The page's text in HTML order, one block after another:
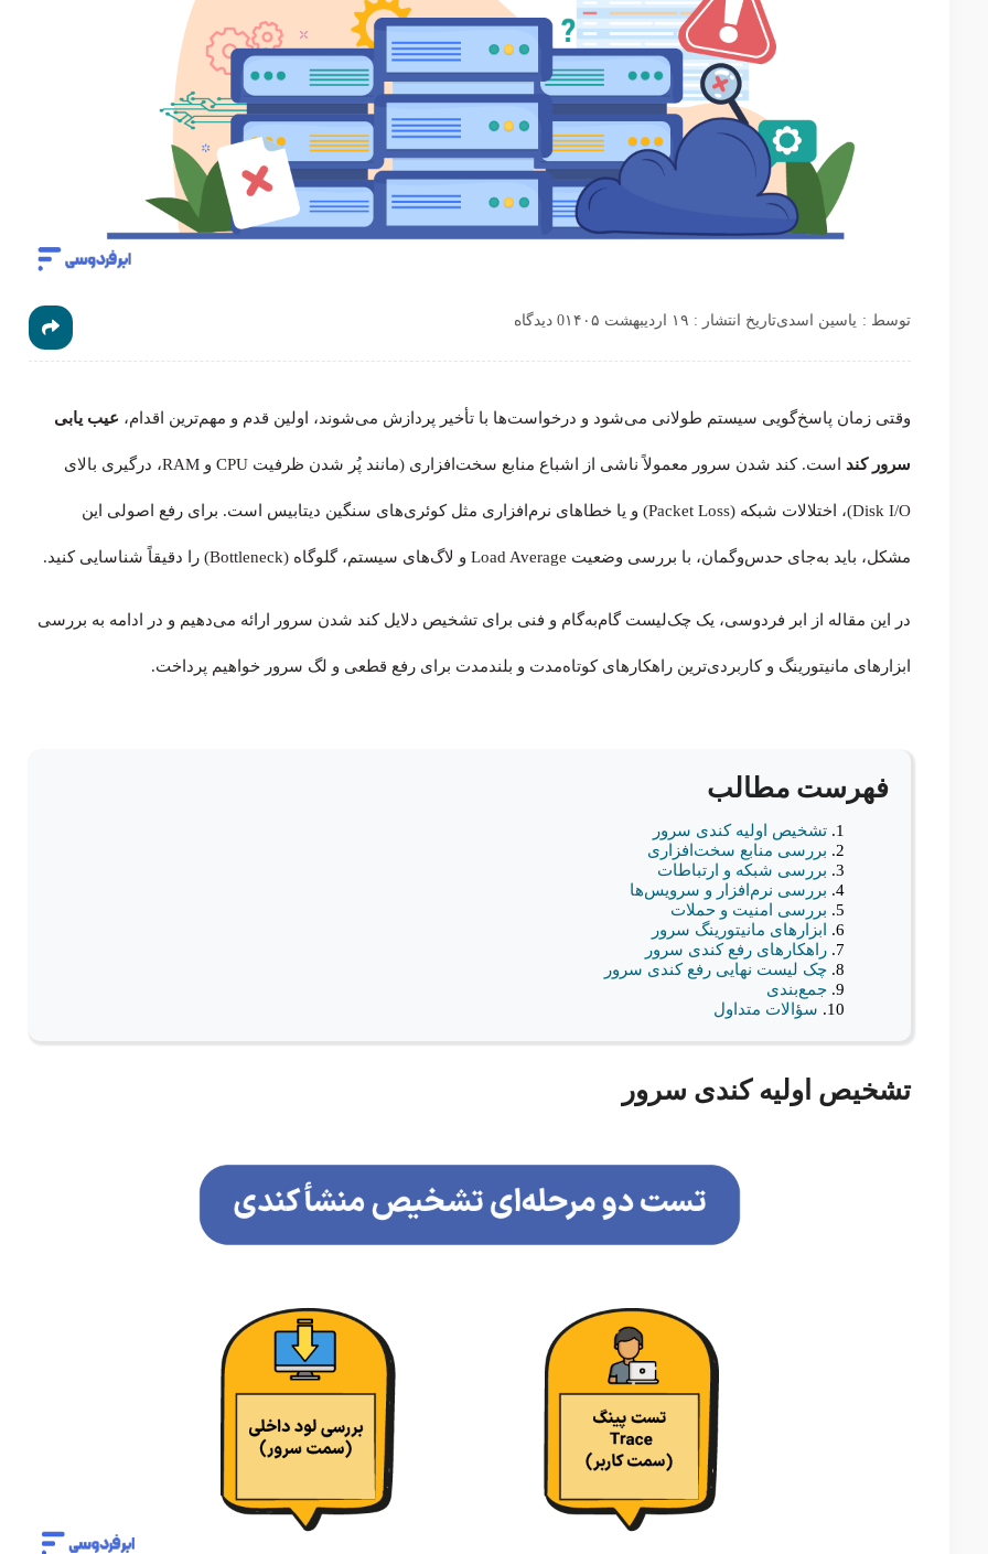
توسط : یاسین اسدیتاریخ انتشار : ۱۹ اردیبهشت ۱۴۰۵ 0 دیدگاه
وقتی زمان پاسخ‌گویی سیستم طولانی می‌شود و درخواست‌ها با تأخیر پردازش می‌شوند، اولین قدم و مهم‌ترین اقدام، عیب یابی
سرور کند است. کند شدن سرور معمولاً ناشی از اشباع منابع سخت‌افزاری (مانند پُر شدن ظرفیت CPU و RAM، درگیری بالای
Disk I/O)، اختلالات شبکه (Packet Loss) و یا خطاهای نرم‌افزاری مثل کوئری‌های سنگین دیتابیس است. برای رفع اصولی این
مشکل، باید به‌جای حدس‌وگمان، با بررسی وضعیت Load Average و لاگ‌های سیستم، گلوگاه (Bottleneck) را دقیقاً شناسایی کنید.
در این مقاله از ابر فردوسی، یک چک‌لیست گام‌به‌گام و فنی برای تشخیص دلایل کند شدن سرور ارائه می‌دهیم و در ادامه به بررسی
ابزارهای مانیتورینگ و کاربردی‌ترین راهکارهای کوتاه‌مدت و بلندمدت برای رفع قطعی و لگ سرور خواهیم پرداخت.
فهرست مطالب
تشخیص اولیه کندی سرور
بررسی منابع سخت‌افزاری
بررسی شبکه و ارتباطات
بررسی نرم‌افزار و سرویس‌ها
بررسی امنیت و حملات
ابزارهای مانیتورینگ سرور
راهکارهای رفع کندی سرور
چک لیست نهایی رفع کندی سرور
جمع‌بندی
سؤالات متداول
تشخیص اولیه کندی سرور